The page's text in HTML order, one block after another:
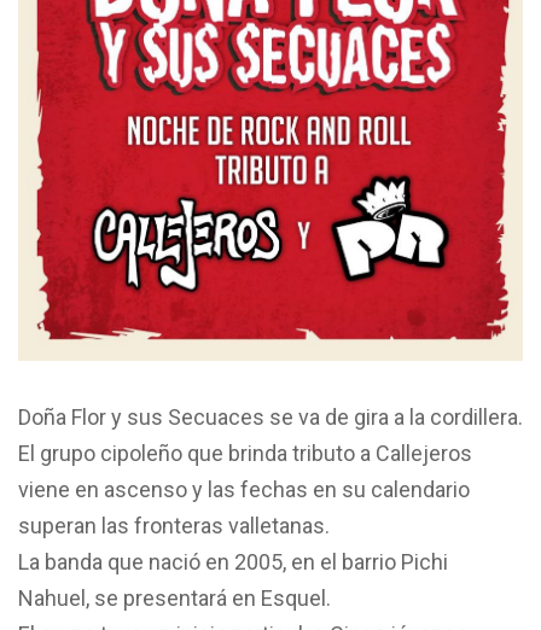
Doña Flor y sus Secuaces se va de gira a la cordillera.
El grupo cipoleño que brinda tributo a Callejeros
viene en ascenso y las fechas en su calendario
superan las fronteras valletanas.
La banda que nació en 2005, en el barrio Pichi
Nahuel, se presentará en Esquel.